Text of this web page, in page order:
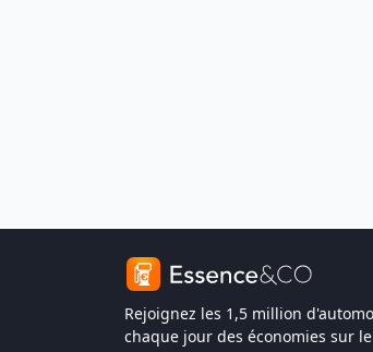
Rejoignez les 1,5 million
chaque jour des économies sur